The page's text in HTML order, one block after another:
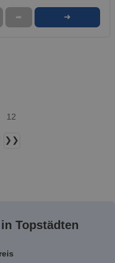
➦ ➜
12
❯❯
Topstädten